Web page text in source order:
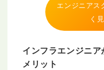
エンジニアス
く
インフラエンジニ
メリット